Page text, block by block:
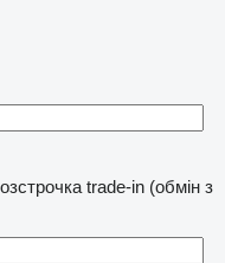
trade-in (обмін з